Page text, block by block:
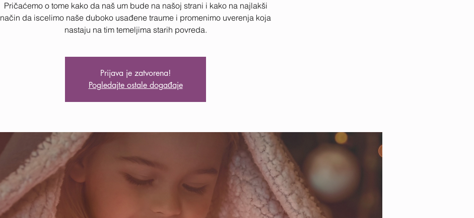
Pričaćemo o tome kako da naš um bude na našoj strani i kako na najlakši
način da iscelimo naše duboko usađene traume i promenimo uverenja koja
nastaju na tim temeljima starih povreda.
Prijava je zatvorena!
Pogledajte ostale događaje